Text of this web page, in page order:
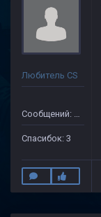
Любитель CS
Сообщений: 41
Спасибок: 3